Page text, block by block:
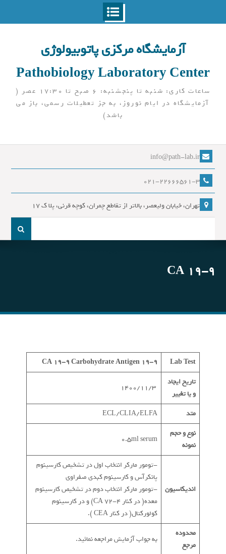
آزمایشگاه مرکزی پاتوبیولوژی
Pathobiology Laboratory Center
ساعات کاری: شنبه تا پنجشنبه: 6 صبح تا 17:30 عصر (
آزمایشگاه در ایام نوروز، به جز تعطیلات رسمی، باز می
باشد)
info@path-lab.ir
021-22666561-3
تهران، خیابان ولیعصر، بالاتر از تقاطع چمران، کوچه قرنی، پلا ک 17
جست
CA 19-9
Lab Test
CA 19-9 Carbohydrate Antigen 19-9
تاریخ ایجاد
و یا تغییر
متد
ECL/CLIA/ELFA
نوع و حجم
نمونه
0.5ml serum
اندیکاسیون
-تومور مارکر انتخاب اول در تشخیص کارسینوم
پانکرآس و کارسینوم کبدی صفراوی
-تومور مارکر انتخاب دوم در تشخیص کارسینوم
معده( در کنار CA 72-4) و در کارسینوم
کولورکتال( در کنار CEA ).
محدوده
مرجع
به جواب آزمایش مراجعه نمائید.